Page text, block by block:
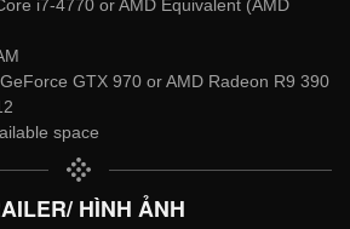
i7-4770 or AMD Equivalent (AMD
GTX 970 or AMD Radeon R9 390
space
HÌNH ẢNH